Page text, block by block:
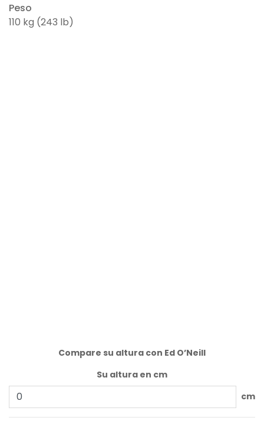
Peso
110 kg (243 lb)
Compare su altura con Ed O’Neill
Su altura en cm
cm